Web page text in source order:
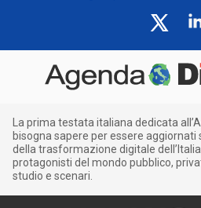
La prima testata italiana dedicata
bisogna sapere per essere aggiornati
della trasformazione digitale
protagonisti del mondo pubblico,
studio e scenari.